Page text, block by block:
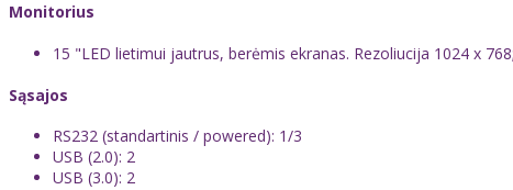
Monitorius
15 "LED lietimui jautrus, berėmis ekranas. Rezoliucija 1024 x
Sąsajos
RS232 (standartinis / powered): 1/3
USB (2.0): 2
USB (3.0): 2